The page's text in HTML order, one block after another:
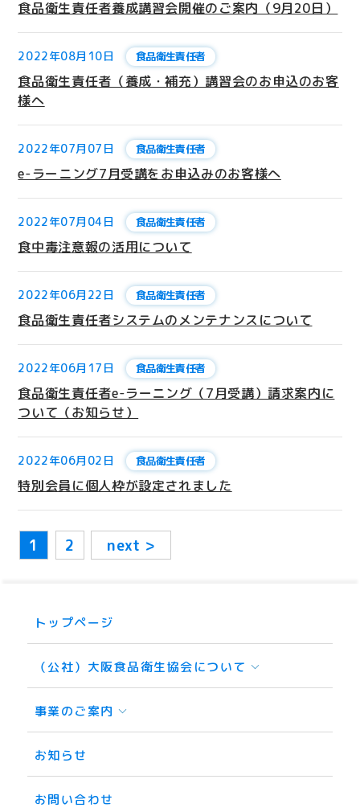
食品衛生責任者養成講習会開催のご案内（9月20日）
2022年08月10日 食品衛生責任者
食品衛生責任者（養成・補充）講習会のお申込のお客
様へ
2022年07月07日 食品衛生責任者
e-ラーニング7月受講をお申込みのお客様へ
2022年07月04日 食品衛生責任者
食中毒注意報の活用について
2022年06月22日 食品衛生責任者
食品衛生責任者システムのメンテナンスについて
2022年06月17日 食品衛生責任者
食品衛生責任者e-ラーニング（7月受講）請求案内に
ついて（お知らせ）
2022年06月02日 食品衛生責任者
特別会員に個人枠が設定されました
1 2 next >
トップページ
（公社）大阪食品衛生協会について
事業のご案内
お知らせ
お問い合わせ